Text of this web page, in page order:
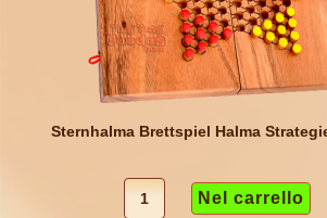
Sternhalma Brettspiel Halma